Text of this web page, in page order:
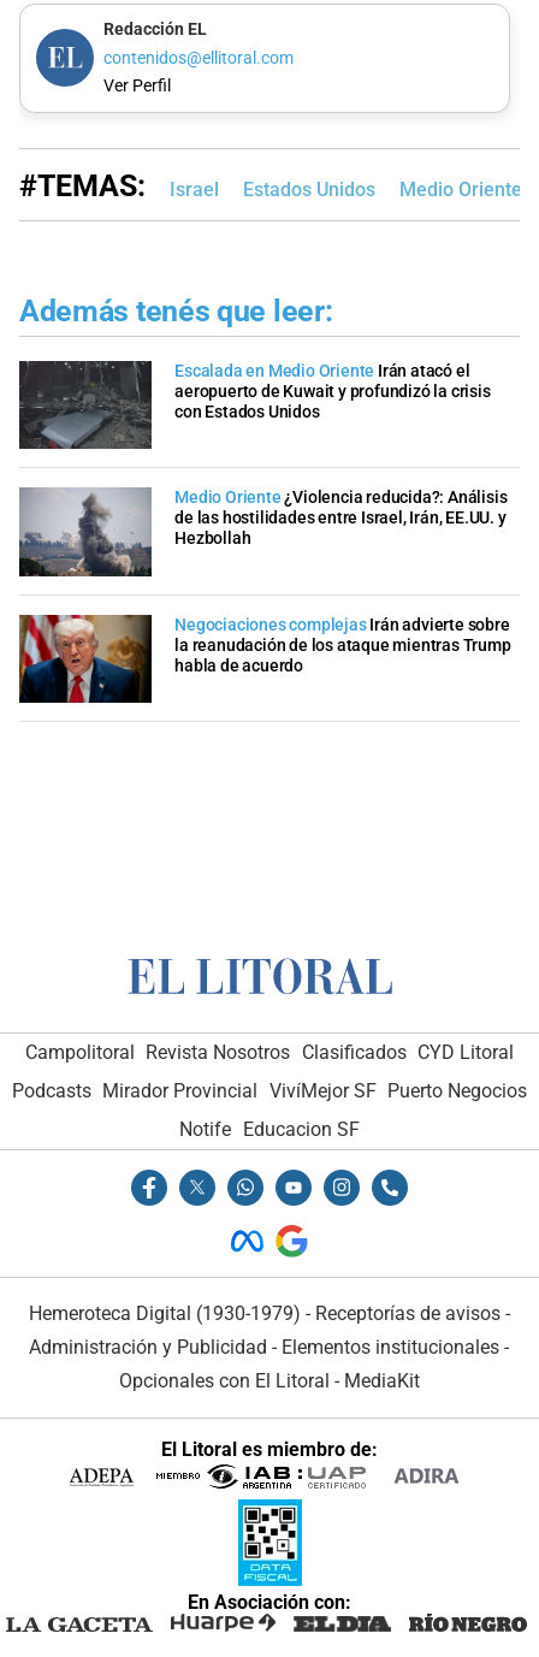
Redacción EL
contenidos@ellitoral.com
Ver Perfil
#TEMAS: Israel Estados Unidos Medio Oriente
Además tenés que leer:
Escalada en Medio Oriente Irán atacó el
aeropuerto de Kuwait y profundizó la crisis
con Estados Unidos
Medio Oriente ¿Violencia reducida?: Análisis
de las hostilidades entre Israel, Irán, EE.UU. y
Hezbollah
Negociaciones complejasIrán advierte sobre
la reanudación de los ataque mientras Trump
habla de acuerdo
Campolitoral Revista Nosotros Clasificados CYD Litoral
Podcasts Mirador Provincial VivíMejor SF Puerto Negocios
Notife Educacion SF
Hemeroteca Digital (1930-1979) - Receptorías de avisos -
Administración y Publicidad - Elementos institucionales -
Opcionales con El Litoral - MediaKit
El Litoral es miembro de:
En Asociación con: